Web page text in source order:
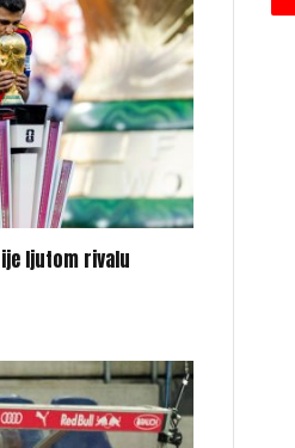
ljutom rivalu